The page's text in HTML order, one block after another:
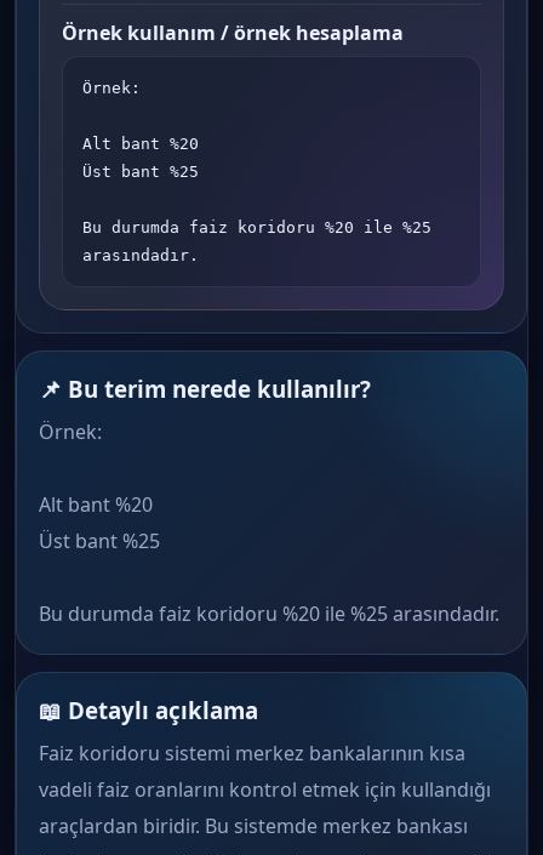
Örnek kullanım / örnek hesaplama
Örnek:
Alt bant %20
Üst bant %25
Bu durumda faiz koridoru %20 ile %25
arasındadır.
📌 Bu terim nerede kullanılır?
Örnek:
Alt bant %20
Üst bant %25
Bu durumda faiz koridoru %20 ile %25 arasındadır.
📖 Detaylı açıklama
Faiz koridoru sistemi merkez bankalarının kısa
vadeli faiz oranlarını kontrol etmek için kullandığı
araçlardan biridir. Bu sistemde merkez bankası